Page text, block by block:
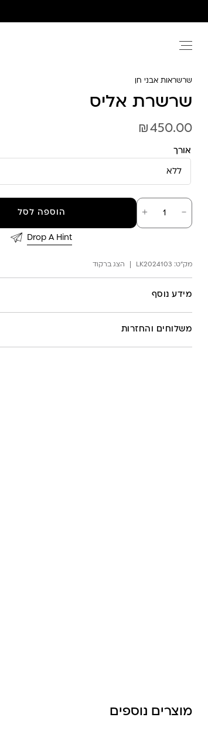
שרשראות אבני חן
שרשרת אליס
₪450.00
אורך
－
כמות
של
שרשרת
＋ הוספה לסל
Drop A Hint
מק"ט: LK2024103 הצג ברקוד
מידע נוסף
משלוחים והחזרות
מוצרים נוספים